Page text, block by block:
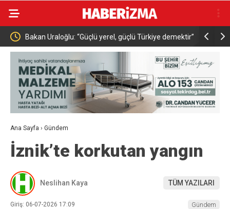
demektir” Bakan Memişoğlu: “Şehir hastaneleri dünyanın en
üst seviye sağlık hizmet binalarıdır”
Ana Sayfa › Gündem
İznik’te korkutan yangın
Neslihan Kaya TÜM YAZILARI
Giriş: 06-07-2026 17:09
Gündem